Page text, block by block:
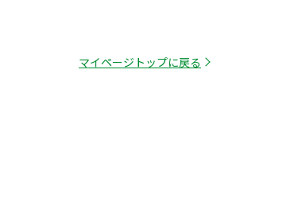
マイページトップに戻る